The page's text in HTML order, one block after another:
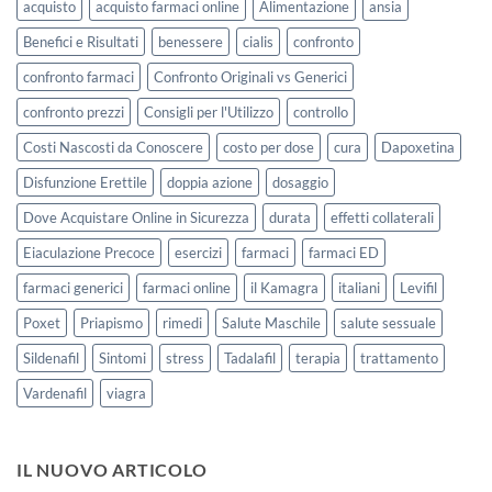
acquisto acquisto farmaci online Alimentazione
ansia
Benefici e Risultati
benessere cialis
confronto
confronto farmaci
Confronto Originali vs Generici
confronto prezzi
Consigli per l'Utilizzo
controllo
Costi Nascosti da Conoscere
costo per dose cura
Dapoxetina
Disfunzione Erettile
doppia azione
dosaggio
Dove Acquistare Online in Sicurezza
durata
effetti collaterali
Eiaculazione Precoce
esercizi farmaci
farmaci ED
farmaci generici
farmaci online il Kamagra italiani
Levifil
Poxet
Priapismo rimedi Salute Maschile
salute sessuale
Sildenafil
Sintomi stress Tadalafil terapia
trattamento
Vardenafil
viagra
IL NUOVO ARTICOLO